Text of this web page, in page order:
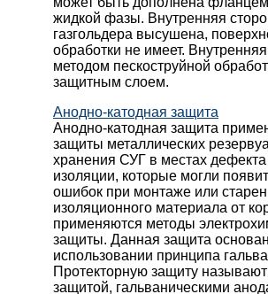
жидкой фазы. Внутренняя
газгольдера высушена,
обработки не имеет.
методом пескоструйной
защитным слоем.
Анодно-катодная защита
Анодно-катодная защита
защиты металлических
хранения СУГ в местах
изоляции, которые могли
ошибок при монтаже или
изоляционного материала от
применяются методы
защиты. Данная защита
использовании принципа
Протекторную защиту называют
защитой, гальваническими